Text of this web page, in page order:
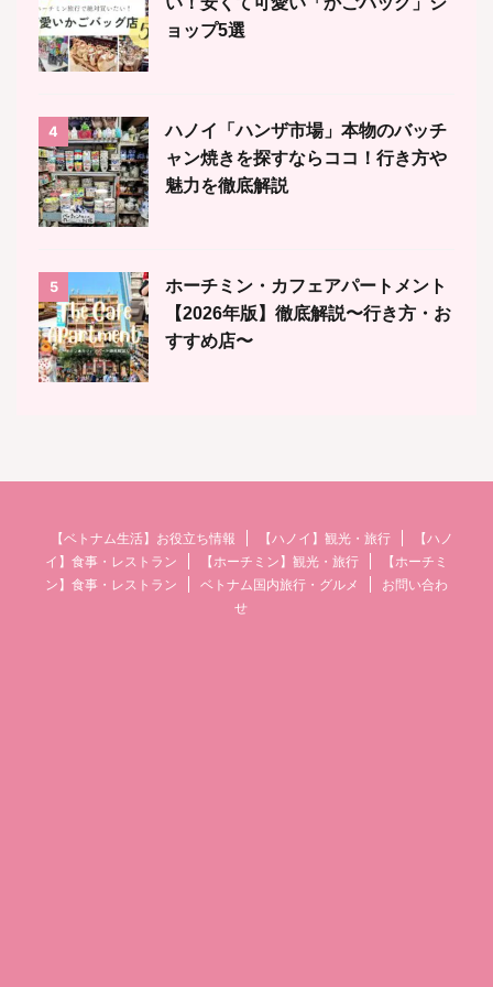
ョップ5選
4
ハノイ「ハンザ市場」本物のバッチ
ャン焼きを探すならココ！行き方や
魅力を徹底解説
5
ホーチミン・カフェアパートメント
【2026年版】徹底解説〜行き方・お
すすめ店〜
【ベトナム生活】お役立ち情報 【ハノイ】観光・旅行
【ハノ
イ】食事・レストラン
【ホーチミン】観光・旅行
【ホーチミ
ン】食事・レストラン
ベトナム国内旅行・グルメ
お問い合わ
せ